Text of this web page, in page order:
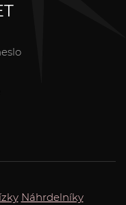
Náhrdelníky